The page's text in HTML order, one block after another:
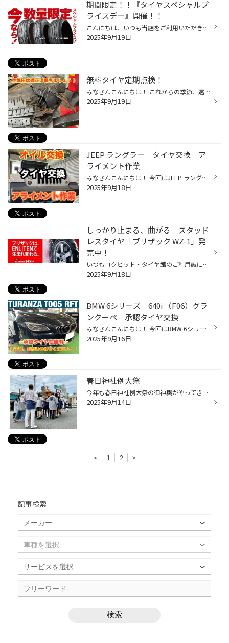
期間限定！！『タイヤスペシャルプ
ライスデー』開催！！
こんにちは、いつも当店をご利用いただきましてありがとうございます。 本日より、コクピット・タイヤ館におきまして、 期間限定！ サイズ限定！！ 数量限定！！！ お得にお買い求めいただける、「タイヤスペシャルプライスデー」がスタートします！ お得なタイヤのご紹介！！ ワゴンR、N-BOX、タン...
2025年9月19日
無料タイヤ定期点検！
みなさんこんにちは！ これからの季節、遠方先にお出かけされる方 お出掛け前にタイヤの点検いかがでしょうか！ タイヤの空気圧見ていますか？ 愛車のタイヤ状態知っていますか？ 高速道路走っていたらバーストしてしまった！ 『空気圧は半年から1年は、みていないかも、、、』 原因は様々あります...
2025年9月19日
JEEP ラングラー タイヤ交換 ア
ライメント作業
みなさんこんにちは！ 今回はJEEP ラングラー タイヤ交換 アライメント調整 オイル交換！ ご来店のきっかけ タイヤが摩耗している、遠方先で何かあっても怖いから交換したい エンジンオイルやバッテリー状態も見てもらいたい ↓ タイヤはお取り寄せしました！ DUELER（デューラー） H/T685 サイズ：2...
2025年9月18日
しっかり止まる、曲がる スタッド
レスタイヤ「ブリザック WZ-1」発
売中！
いつもコクピット・タイヤ館のご利用誠にありがとうございます。 今回は、9月より発売となった、商品設計基盤技術「ENLITEN」を搭載した, 乗用車用スタッドレスタイヤ「BLIZZAK WZ-1」についてご紹介いたします。 冬道の安心・安全を支える3つの特徴 しっかり止まる、曲がる「ブリザックWZ-1」の製...
2025年9月18日
BMW 6シリーズ 640i （F06）グラ
ンクーペ 承認タイヤ交換
みなさんこんにちは！ 今回はBMW 6シリーズ （F06）のタイヤ交換とアライメント実施！ ご来店のきっかけ タイヤにヒビが入っている、タイヤを変えた方がいいか判断してほしい 乗り心地が悪くなってきて、タイヤが硬くなってきたかな？ ↓ 点検結果 ・残溝良好 接地面（ショルダー部）ヒビ割れ、継続...
2025年9月16日
春日神社例大祭
今年も春日神社例大祭の御神輿がやってきました！！ 毎年当店の駐車場を休憩場として使ってもらってます とても賑やかで元気頂きました！！ 屋台営業は21時までやっているそうです食べ過ぎにお気をつけて楽しんでください！！
2025年9月14日
< 1 2 >
記事検索